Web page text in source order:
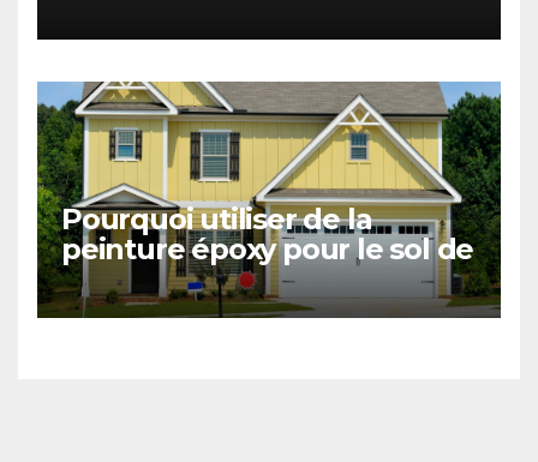
budget
Pourquoi utiliser de la
peinture époxy pour le sol de
son garage ?